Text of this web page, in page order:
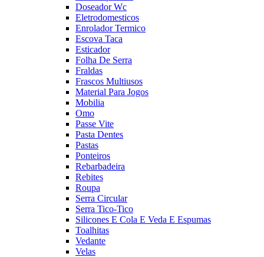
Doseador Wc
Eletrodomesticos
Enrolador Termico
Escova Taca
Esticador
Folha De Serra
Fraldas
Frascos Multiusos
Material Para Jogos
Mobilia
Omo
Passe Vite
Pasta Dentes
Pastas
Ponteiros
Rebarbadeira
Rebites
Roupa
Serra Circular
Serra Tico-Tico
Silicones E Cola E Veda E Espumas
Toalhitas
Vedante
Velas